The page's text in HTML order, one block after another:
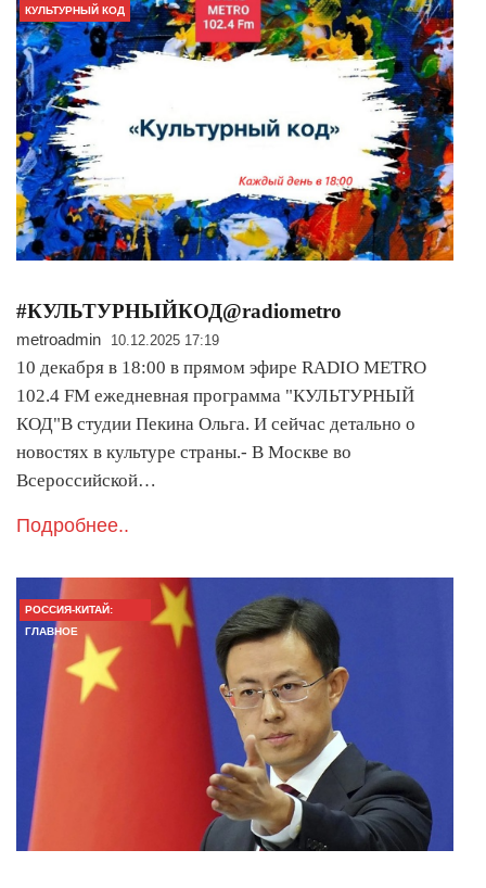
КУЛЬТУРНЫЙ КОД
#КУЛЬТУРНЫЙКОД@radiometro
metroadmin 10.12.2025 17:19
10 декабря в 18:00 в прямом эфире RADIO METRO
102.4 FM ежедневная программа "КУЛЬТУРНЫЙ
КОД"В студии Пекина Ольга. И сейчас детально о
новостях в культуре страны.- В Москве во
Всероссийской…
Подробнее..
РОССИЯ-КИТАЙ:
ГЛАВНОЕ